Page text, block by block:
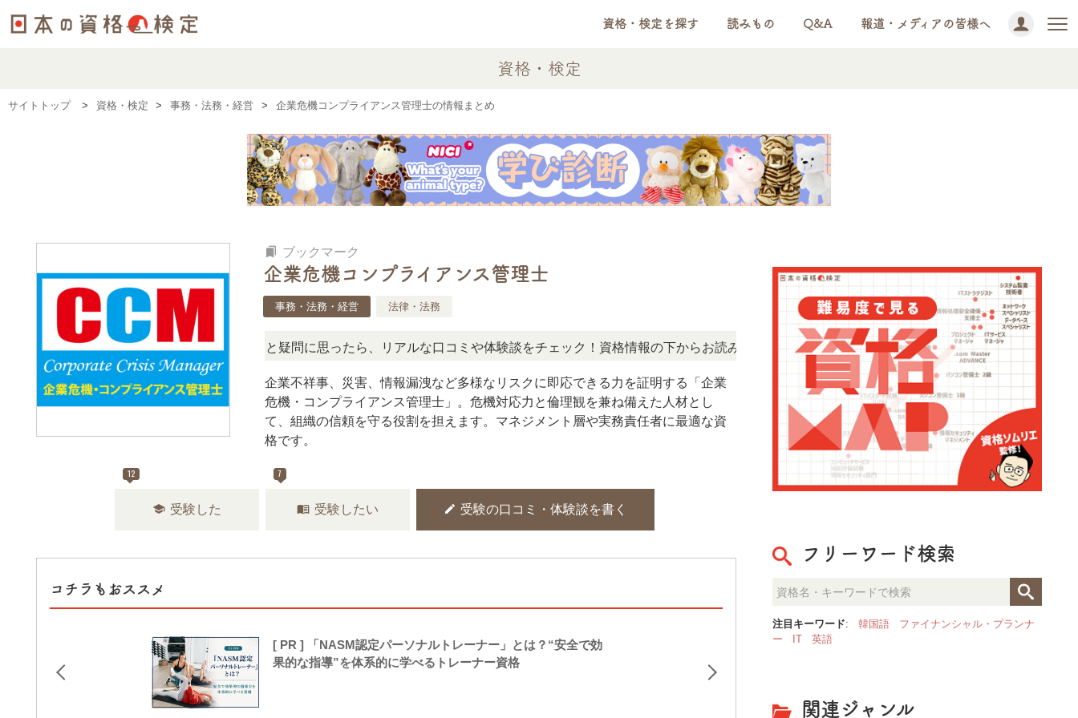
資格・検定を探す 読みもの Q&A 報道・メディアの皆様へ
資格・検定
サイトトップ 資格・検定 事務・法務・経営 企業危機コンプライアンス管理士の情報まとめ
bookmarks ブックマーク
企業危機コンプライアンス管理士
事務・法務・経営 法律・法務
の検定、難しい？」「どんな試験？」と疑問に思ったら、リアルな口コミや体験談をチェック！資格情報の下からお読みいただけます。 NEWS! 「この検定、難しい？」「どんな試験
企業不祥事、災害、情報漏洩など多様なリスクに即応できる力を証明する「企業
危機・コンプライアンス管理士」。危機対応力と倫理観を兼ね備えた人材とし
て、組織の信頼を守る役割を担えます。マネジメント層や実務責任者に最適な資
格です。
12
school 受験した
7
menu_book 受験したい edit 受験の口コミ・体験談を書く
コチラもおススメ
[ PR ] 「NASM認定パーソナルトレーナー」とは？“安全で効
果的な指導”を体系的に学べるトレーナー資格
フリーワード検索
注目キーワード: 韓国語
ファイナンシャル・プランナ
ー
IT 英語
関連ジャンル